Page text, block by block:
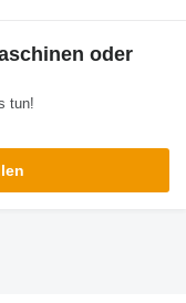
oder
tun!